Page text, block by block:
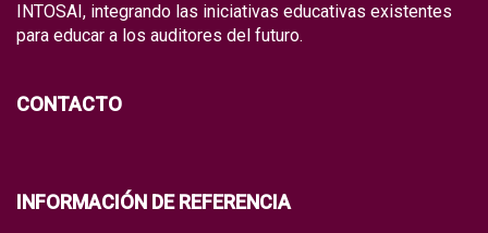
INTOSAI, integrando las iniciativas educativas existentes
para educar a los auditores del futuro.
CONTACTO
INFORMACIÓN DE REFERENCIA